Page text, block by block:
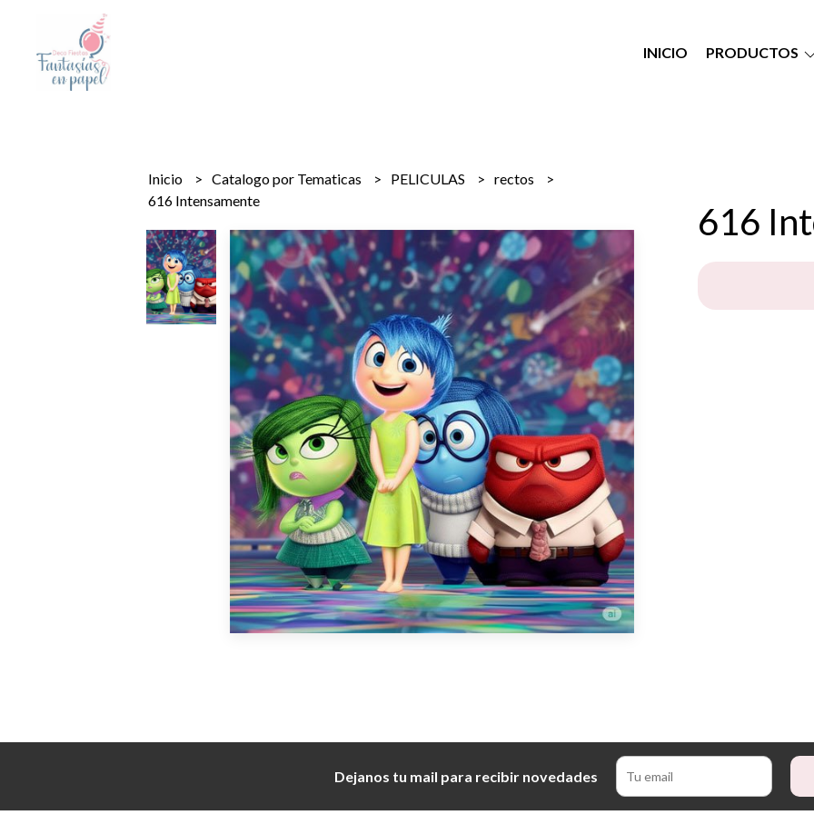
INICIO PRODUCTOS
Inicio Catalogo por Tematicas PELICULAS
rectos
616 Intensamente
616
Dejanos tu mail para recibir novedades